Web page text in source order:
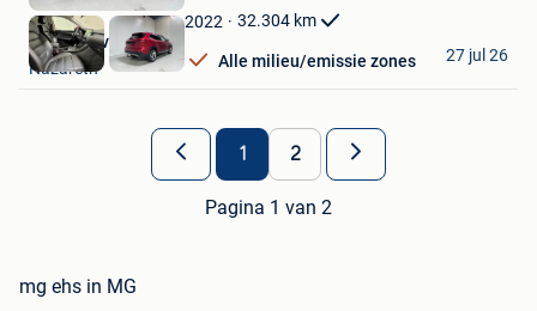
Favorieten2022 32.304 km
Alle milieu/emissie zones
Provan Invest BV
Nazareth
27 jul 26
1 2
Pagina 1 van 2
mg ehs in MG